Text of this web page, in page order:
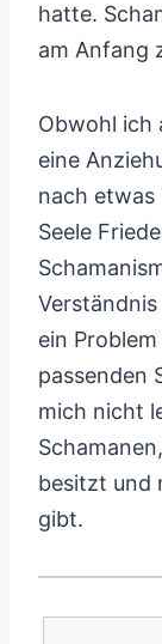
hatte.
am Anfang
Obwohl ich
eine
nach etwas
Seele
ein
passenden
mich nicht
besitzt und
gibt.